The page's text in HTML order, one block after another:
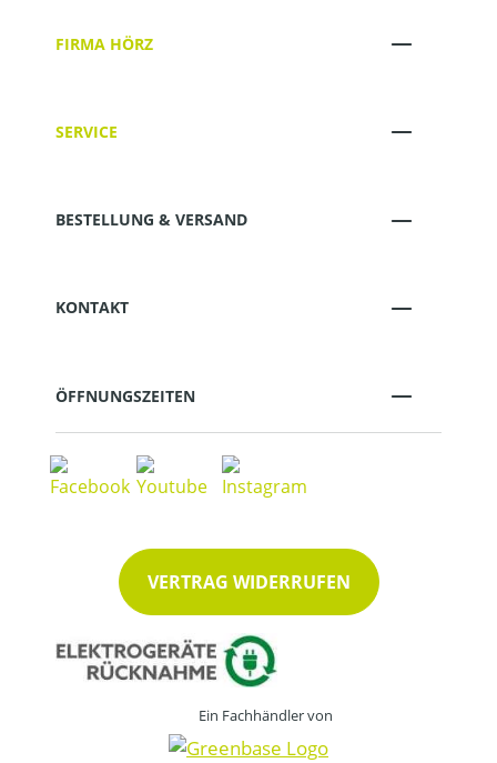
FIRMA HÖRZ
SERVICE
BESTELLUNG & VERSAND
KONTAKT
ÖFFNUNGSZEITEN
VERTRAG WIDERRUFEN
Ein Fachhändler von